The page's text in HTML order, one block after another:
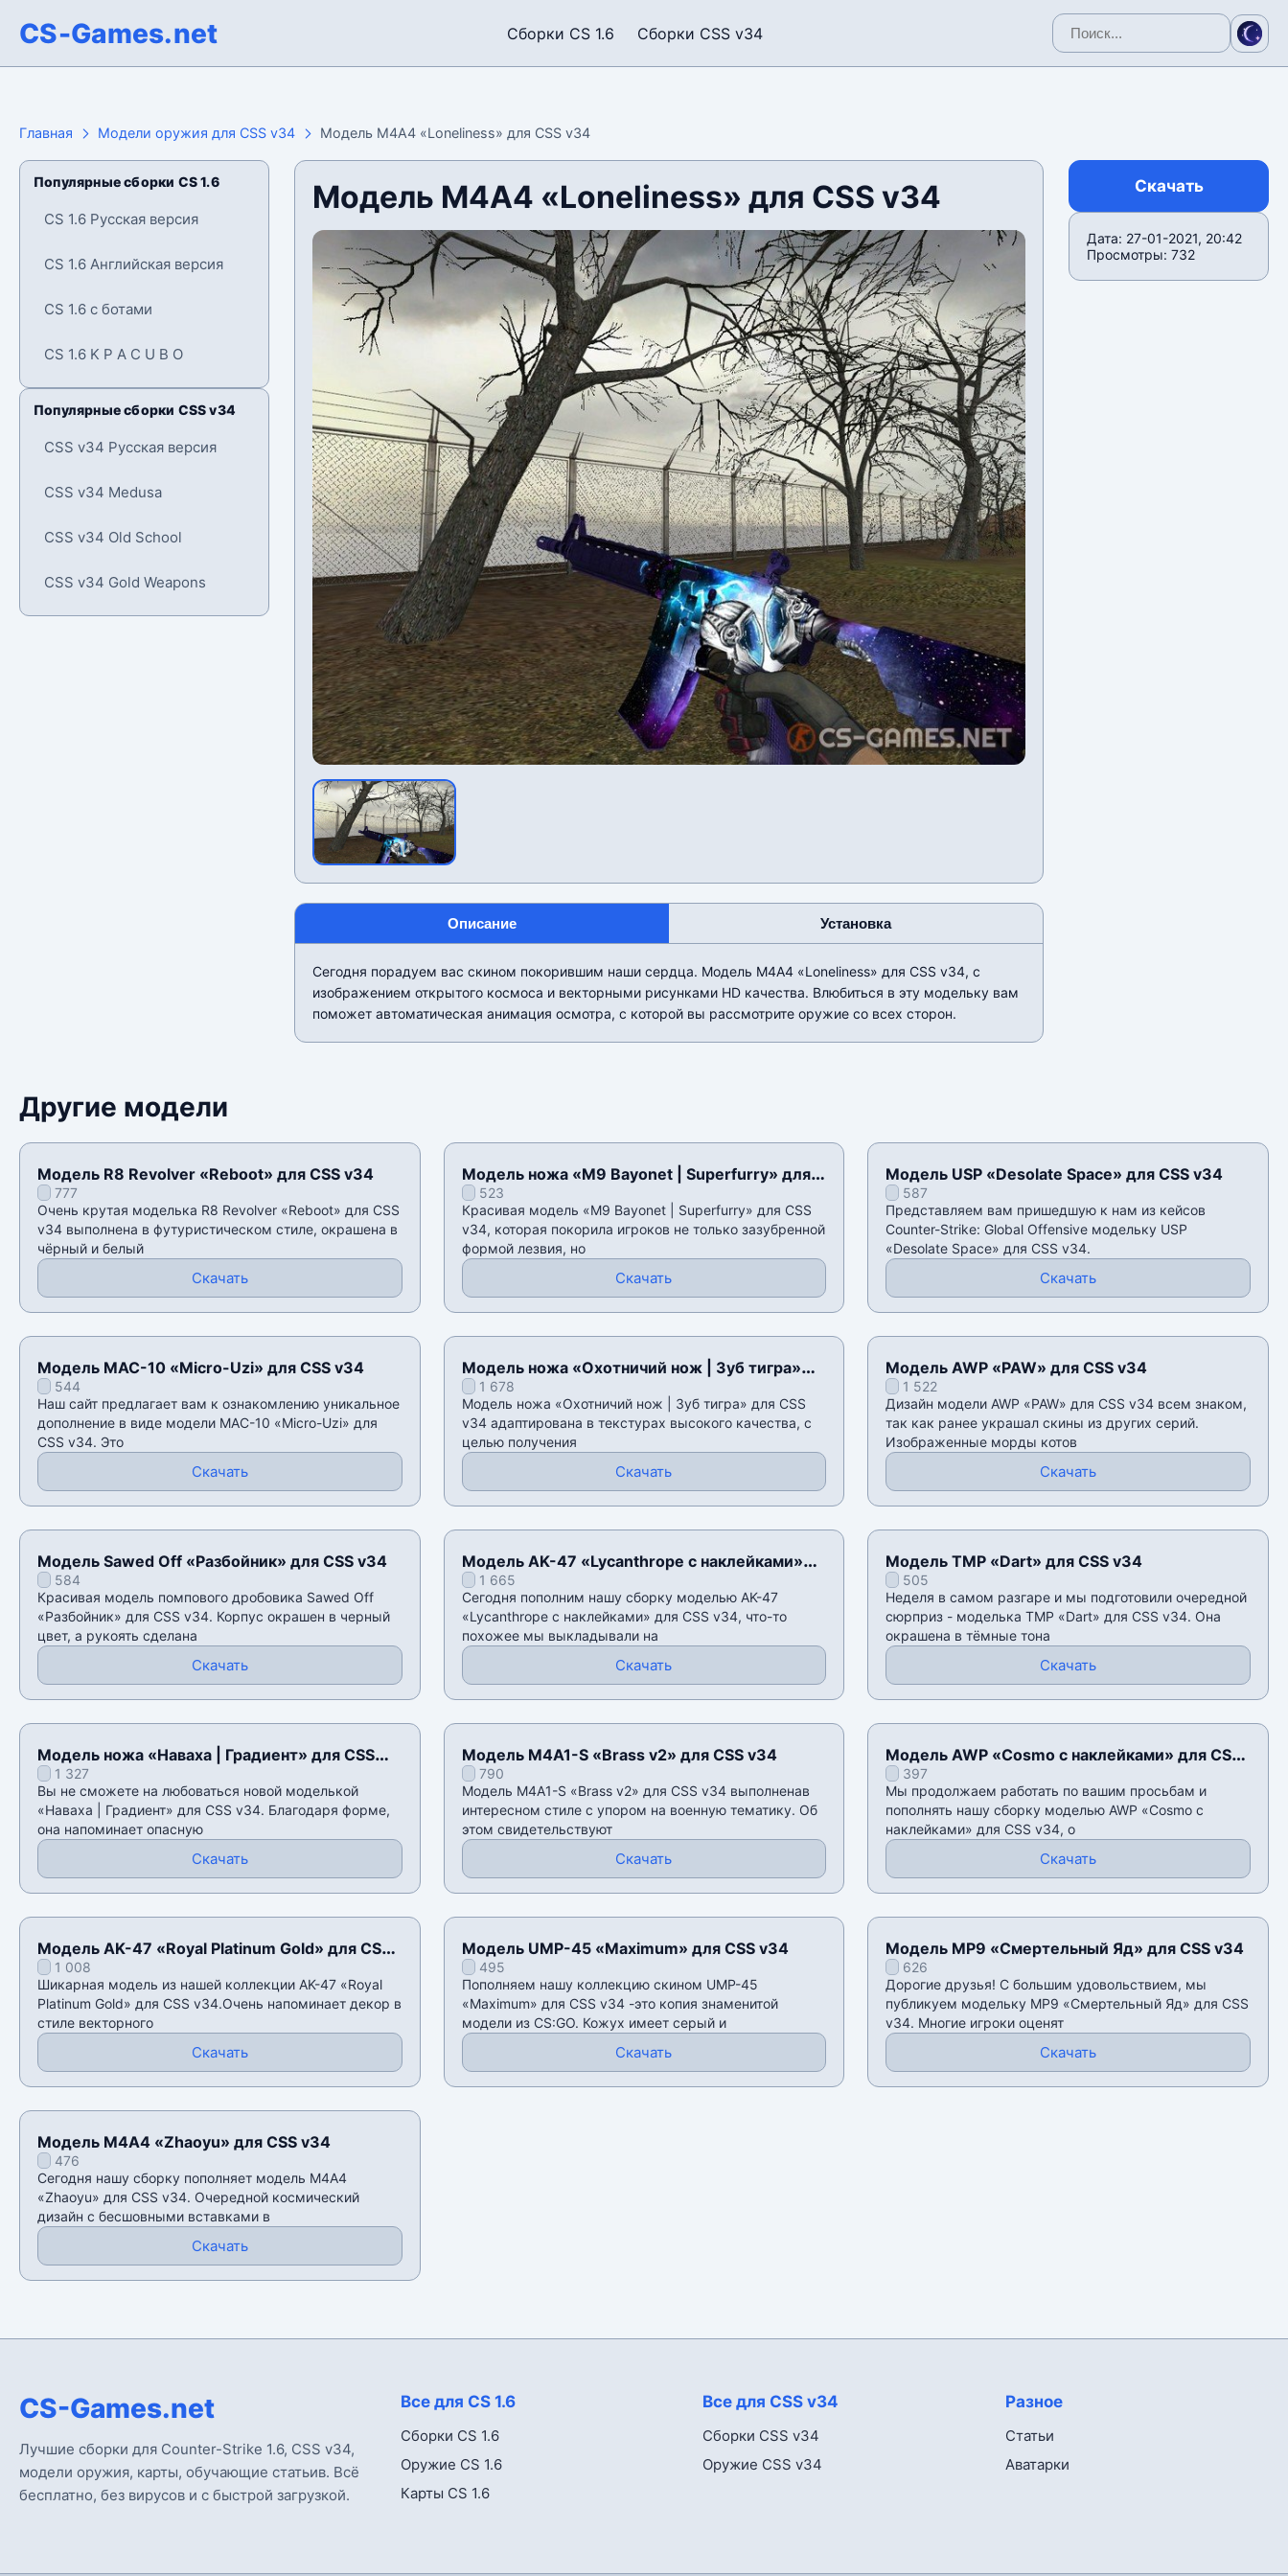
CS-Games.net Сборки CS 1.6 Сборки CSS v34
Главная Модели оружия для CSS v34 Модель М4А4 «Loneliness» для CSS v34
Популярные сборки CS 1.6
CS 1.6 Русская версия
CS 1.6 Английская версия
CS 1.6 с ботами
CS 1.6 K P A C U B O
Популярные сборки CSS v34
CSS v34 Русская версия
CSS v34 Medusa
CSS v34 Old School
CSS v34 Gold Weapons
Модель М4А4 «Loneliness» для CSS v34
Описание Установка
Сегодня порадуем вас скином покорившим наши сердца. Модель М4А4 «Loneliness» для CSS v34, с
изображением открытого космоса и векторными рисунками HD качества. Влюбиться в эту модельку вам
поможет автоматическая анимация осмотра, с которой вы рассмотрите оружие со всех сторон.
Скачать
Дата: 27-01-2021, 20:42
Просмотры: 732
Другие модели
Модель R8 Revolver «Reboot» для CSS v34
777
Очень крутая моделька R8 Revolver «Reboot» для CSS
v34 выполнена в футуристическом стиле, окрашена в
чёрный и белый
Скачать
Модель ножа «M9 Bayonet | Superfurry» для
CSS v34
523
Красивая модель «M9 Bayonet | Superfurry» для CSS
v34, которая покорила игроков не только зазубренной
формой лезвия, но
Скачать
Модель USP «Desolate Space» для CSS v34
587
Представляем вам пришедшую к нам из кейсов
Counter-Strike: Global Offensive модельку USP
«Desolate Space» для CSS v34.
Скачать
Модель MAC-10 «Micro-Uzi» для CSS v34
544
Наш сайт предлагает вам к ознакомлению уникальное
дополнение в виде модели MAC-10 «Micro-Uzi» для
CSS v34. Это
Скачать
Модель ножа «Охотничий нож | Зуб тигра»
для CSS v34
1 678
Модель ножа «Охотничий нож | Зуб тигра» для CSS
v34 адаптирована в текстурах высокого качества, с
целью получения
Скачать
Модель AWP «PAW» для CSS v34
1 522
Дизайн модели AWP «PAW» для CSS v34 всем знаком,
так как ранее украшал скины из других серий.
Изображенные морды котов
Скачать
Модель Sawed Off «Разбойник» для CSS v34
584
Красивая модель помпового дробовика Sawed Off
«Разбойник» для CSS v34. Корпус окрашен в черный
цвет, а рукоять сделана
Скачать
Модель AK-47 «Lycanthrope с наклейками»
для CSS v34
1 665
Сегодня пополним нашу сборку моделью AK-47
«Lycanthrope с наклейками» для CSS v34, что-то
похожее мы выкладывали на
Скачать
Модель TMP «Dart» для CSS v34
505
Неделя в самом разгаре и мы подготовили очередной
сюрприз - моделька TMP «Dart» для CSS v34. Она
окрашена в тёмные тона
Скачать
Модель ножа «Наваха | Градиент» для CSS
v341 327
Вы не сможете на любоваться новой моделькой
«Наваха | Градиент» для CSS v34. Благодаря форме,
она напоминает опасную
Скачать
Модель M4A1-S «Brass v2» для CSS v34
790
Модель M4A1-S «Brass v2» для CSS v34 выполненав
интересном стиле с упором на военную тематику. Об
этом свидетельствуют
Скачать
Модель AWP «Cosmo с наклейками» для CSS
v34397
Мы продолжаем работать по вашим просьбам и
пополнять нашу сборку моделью AWP «Cosmo с
наклейками» для CSS v34, о
Скачать
Модель AK-47 «Royal Platinum Gold» для CSS
v341 008
Шикарная модель из нашей коллекции AK-47 «Royal
Platinum Gold» для CSS v34.Очень напоминает декор в
стиле векторного
Скачать
Модель UMP-45 «Maximum» для CSS v34
495
Пополняем нашу коллекцию скином UMP-45
«Maximum» для CSS v34 -это копия знаменитой
модели из CS:GO. Кожух имеет серый и
Скачать
Модель MP9 «Смертельный Яд» для CSS v34
626
Дорогие друзья! С большим удовольствием, мы
публикуем модельку MP9 «Смертельный Яд» для CSS
v34. Многие игроки оценят
Скачать
Модель М4А4 «Zhaoyu» для CSS v34
476
Сегодня нашу сборку пополняет модель М4А4
«Zhaoyu» для CSS v34. Очередной космический
дизайн с бесшовными вставками в
Скачать
CS-Games.net
Лучшие сборки для Counter-Strike 1.6, CSS v34,
модели оружия, карты, обучающие статьив. Всё
бесплатно, без вирусов и с быстрой загрузкой.
Все для CS 1.6
Сборки CS 1.6
Оружие CS 1.6
Карты CS 1.6
Все для CSS v34
Сборки CSS v34
Оружие CSS v34
Разное
Статьи
Аватарки